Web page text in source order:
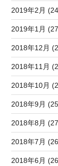
2019年2月
2019年1月
2018年12月
2018年11月
2018年10月
2018年9月
2018年8月
2018年7月
2018年6月